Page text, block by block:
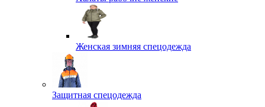
Женская зимняя спецодежда
Защитная спецодежда